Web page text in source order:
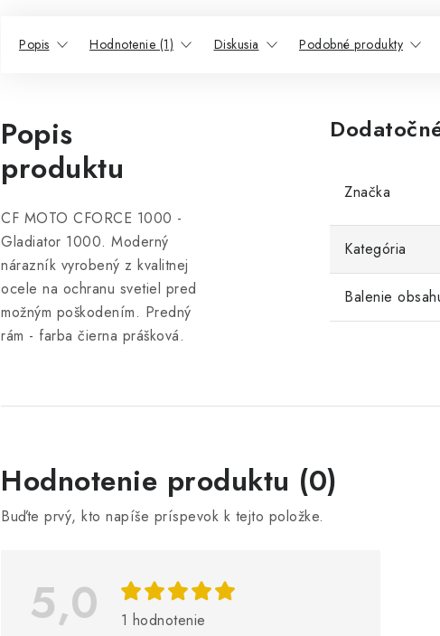
Popis Hodnotenie (1) Diskusia Podobné produkty
Popis
produktu
CF MOTO CFORCE 1000 -
Gladiator 1000. Moderný
nárazník vyrobený z kvalitnej
ocele na ochranu svetiel pred
možným poškodením. Predný
rám - farba čierna prášková.
Značka
Kategória
Balenie
Hodnotenie produktu (0)
Buďte prvý, kto napíše príspevok k tejto položke.
5,0 1 hodnotenie
V
ý